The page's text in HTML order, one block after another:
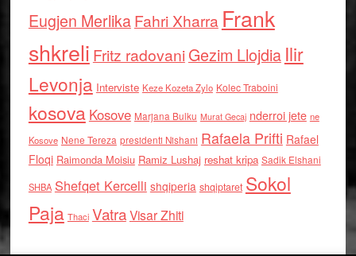
Eugjen MerlikaFahri Xharra Frank
shkreli Fritz radovaniGezim Llojdia Ilir
Levonja Interviste Keze Kozeta Zylo Kolec Traboini
kosova Kosove Marjana Bulku Murat Gecaj nderroi jete ne
Kosove Nene Tereza presidenti Nishani Rafaela Prifti Rafael
Floqi Raimonda Moisiu Ramiz Lushaj reshat kripa Sadik Elshani
SHBA Shefqet Kercelli shqiperia shqiptaret Sokol
Paja Thaci VatraVisar Zhiti